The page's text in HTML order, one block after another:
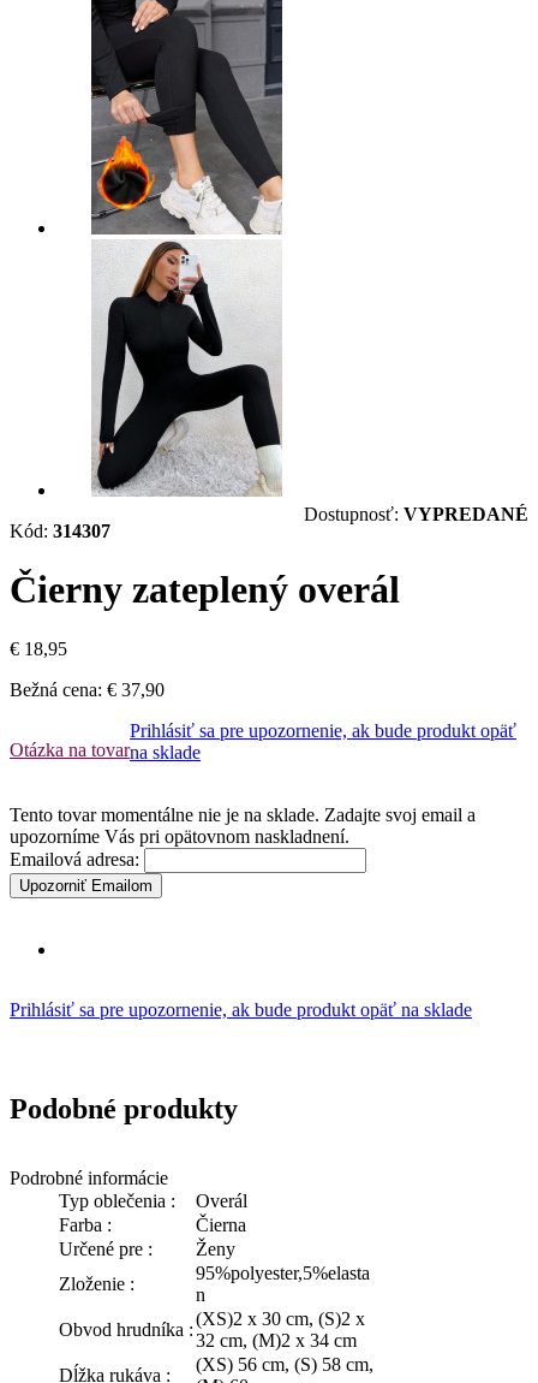
Kód: 314307
Dostupnosť: VYPREDANÉ
Čierny zateplený overál
€ 18,95
Bežná cena: € 37,90
Otázka na tovar
Prihlásiť sa pre upozornenie, ak bude produkt opäť
na sklade
Tento tovar momentálne nie je na sklade. Zadajte svoj email a
upozorníme Vás pri opätovnom naskladnení.
Emailová adresa:
Upozorniť Emailom
Prihlásiť sa pre upozornenie, ak bude produkt opäť na sklade
Podrobné informácie
Typ oblečenia :
Overál
Farba :
Čierna
Určené pre :
Ženy
Zloženie :
95%polyester,5%elasta
n
Obvod hrudníka :
(XS)2 x 30 cm, (S)2 x
32 cm, (M)2 x 34 cm
Dĺžka rukáva :
(XS) 56 cm, (S) 58 cm,
Podobné produkty